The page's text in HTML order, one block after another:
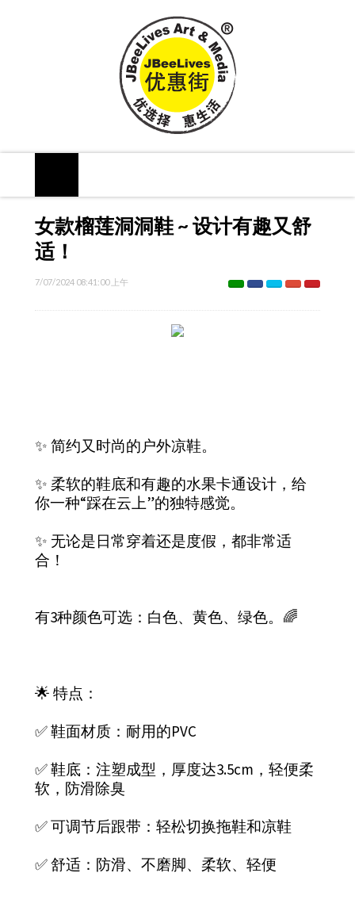
女款榴莲洞洞鞋 ~ 设计有趣又舒
适！
7/07/2024 08:41:00 上午
✨ 简约又时尚的户外凉鞋。
✨ 柔软的鞋底和有趣的水果卡通设计，给
你一种“踩在云上”的独特感觉。
✨ 无论是日常穿着还是度假，都非常适
合！
有3种颜色可选：白色、黄色、绿色。🌈
🌟 特点：
✅ 鞋面材质：耐用的PVC
✅ 鞋底：注塑成型，厚度达3.5cm，轻便柔
软，防滑除臭
✅ 可调节后跟带：轻松切换拖鞋和凉鞋
✅ 舒适：防滑、不磨脚、柔软、轻便